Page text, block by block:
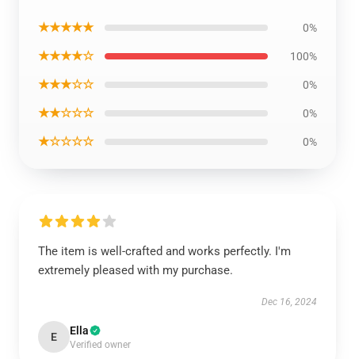
★★★★★ 0%
★★★★☆ 100%
★★★☆☆ 0%
★★☆☆☆ 0%
★☆☆☆☆ 0%
The item is well-crafted and works perfectly. I'm
extremely pleased with my purchase.
Dec 16, 2024
E Ella
Verified owner